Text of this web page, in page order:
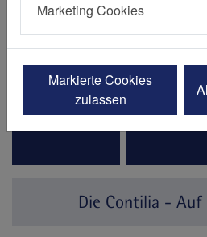
Die Contilia - Auf
Marketing Cookies
Markierte Cookies
zulassen